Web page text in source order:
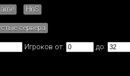
HnS
сервера
Игроков от: до: